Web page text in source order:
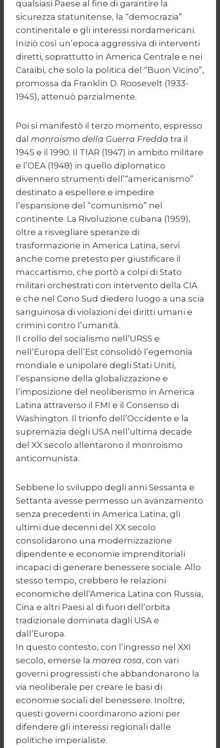
qualsiasi Paese al fine di garantire la
sicurezza statunitense, la “democrazia”
continentale e gli interessi nordamericani.
Iniziò così un’epoca aggressiva di interventi
diretti, soprattutto in America Centrale e nei
Caraibi, che solo la politica del “Buon Vicino”,
promossa da Franklin D. Roosevelt (1933-
1945), attenuò parzialmente.
Poi si manifestò il terzo momento, espresso
dal monroismo della Guerra Fredda tra il
1945 e il 1990. Il TIAR (1947) in ambito militare
e l’OEA (1948) in quello diplomatico
divennero strumenti dell’“americanismo”
destinato a espellere e impedire
l’espansione del “comunismo” nel
continente. La Rivoluzione cubana (1959),
oltre a risvegliare speranze di
trasformazione in America Latina, servì
anche come pretesto per giustificare il
maccartismo, che portò a colpi di Stato
militari orchestrati con intervento della CIA
e che nel Cono Sud diedero luogo a una scia
sanguinosa di violazioni dei diritti umani e
crimini contro l’umanità.
Il crollo del socialismo nell’URSS e
nell’Europa dell’Est consolidò l’egemonia
mondiale e unipolare degli Stati Uniti,
l’espansione della globalizzazione e
l’imposizione del neoliberismo in America
Latina attraverso il FMI e il Consenso di
Washington. Il trionfo dell’Occidente e la
supremazia degli USA nell’ultima decade
del XX secolo allentarono il monroismo
anticomunista.
Sebbene lo sviluppo degli anni Sessanta e
Settanta avesse permesso un avanzamento
senza precedenti in America Latina, gli
ultimi due decenni del XX secolo
consolidarono una modernizzazione
dipendente e economie imprenditoriali
incapaci di generare benessere sociale. Allo
stesso tempo, crebbero le relazioni
economiche dell’America Latina con Russia,
Cina e altri Paesi al di fuori dell’orbita
tradizionale dominata dagli USA e
dall’Europa.
In questo contesto, con l’ingresso nel XXI
secolo, emerse la marea rosa, con vari
governi progressisti che abbandonarono la
via neoliberale per creare le basi di
economie sociali del benessere. Inoltre,
questi governi coordinarono azioni per
difendere gli interessi regionali dalle
politiche imperialiste.